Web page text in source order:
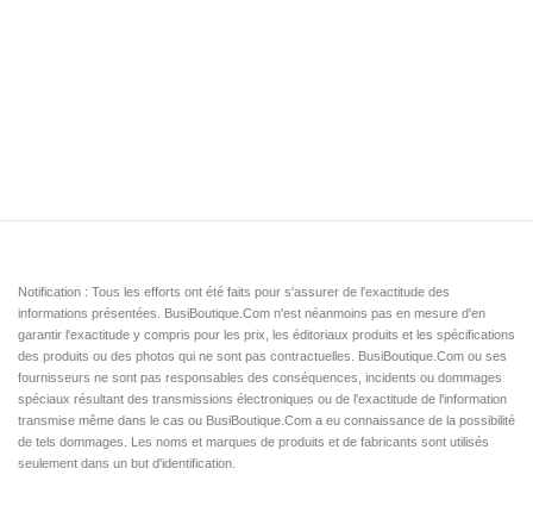
Notification : Tous les efforts ont été faits pour s'assurer de l'exactitude des
informations présentées. BusiBoutique.Com n'est néanmoins pas en mesure d'en
garantir l'exactitude y compris pour les prix, les éditoriaux produits et les spécifications
des produits ou des photos qui ne sont pas contractuelles. BusiBoutique.Com ou ses
fournisseurs ne sont pas responsables des conséquences, incidents ou dommages
spéciaux résultant des transmissions électroniques ou de l'exactitude de l'information
transmise même dans le cas ou BusiBoutique.Com a eu connaissance de la possibilité
de tels dommages. Les noms et marques de produits et de fabricants sont utilisés
seulement dans un but d'identification.